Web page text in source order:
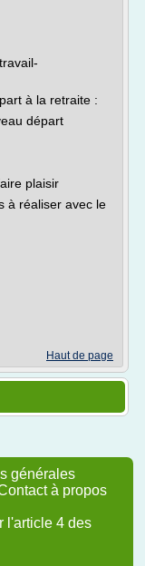
à la retraite :
départ
plaisir
à réaliser avec le
Haut de page
générales
à propos
l'article 4 des